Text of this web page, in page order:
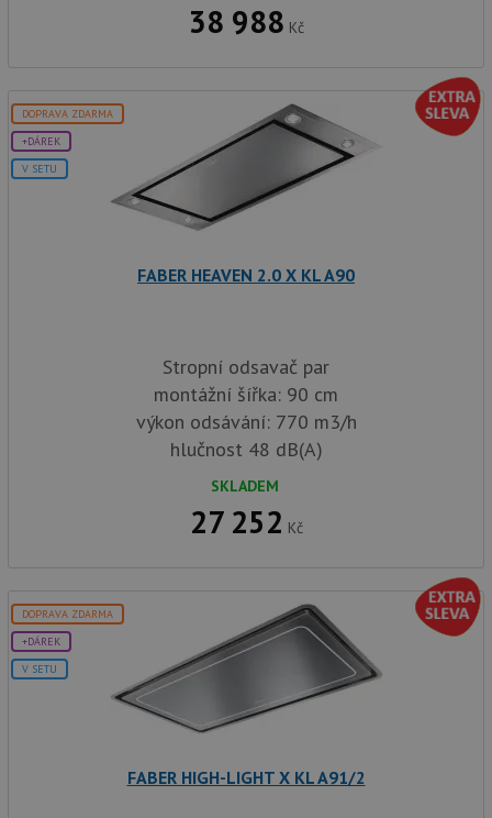
38 988 Kč
DOPRAVA ZDARMA
+DÁREK
V SETU
FABER HEAVEN 2.0 X KL A90
Stropní odsavač par
montážní šířka: 90 cm
výkon odsávání: 770 m3/h
hlučnost 48 dB(A)
SKLADEM
27 252 Kč
DOPRAVA ZDARMA
+DÁREK
V SETU
FABER HIGH-LIGHT X KL A91/2